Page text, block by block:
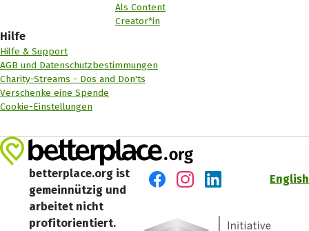
Als Content
Creator*in
Hilfe
Hilfe & Support
AGB und Datenschutzbestimmungen
Charity-Streams - Dos and Don'ts
Verschenke eine Spende
Cookie-Einstellungen
betterplace.org ist
gemeinnützig und
arbeitet nicht
profitorientiert.
English